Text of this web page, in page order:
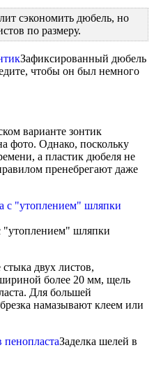
сэкономить дюбель, но
по размеру.
Зафиксированный дюбель
чтобы он был немного
варианте зонтик
фото. Однако, поскольку
а пластик дюбеля не
пренебрегают даже
"утоплением" шляпки
двух листов,
более 20 мм, щель
Для большей
намазывают клеем или
Заделка шелей в